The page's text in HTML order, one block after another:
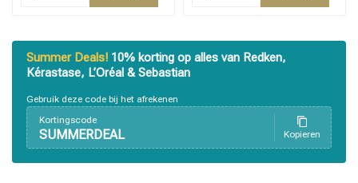
Omvorming
Summer Deals! 10% korting op alles van Redken,
Kérastase, L’Oréal & Sebastian
Gebruik deze code bij het afrekenen
Kortingscode
SUMMERDEAL Kopieren